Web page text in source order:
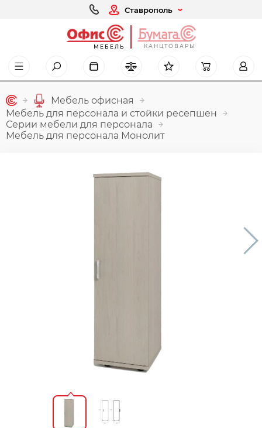
Ставрополь
МЕБЕЛЬ КАНЦТОВАРЫ
Мебель офисная
Мебель для персонала и стойки ресепшен
Серии мебели для персонала
Мебель для персонала Монолит